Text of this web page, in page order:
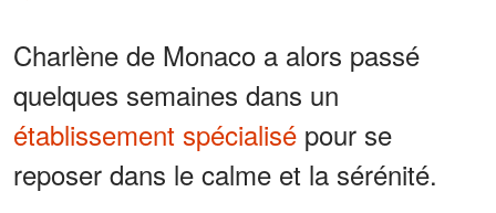
Charlène de Monaco a alors passé
quelques semaines dans un
établissement spécialisé pour se
reposer dans le calme et la sérénité.